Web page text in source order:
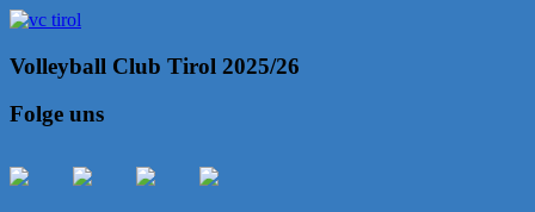
Volleyball Club Tirol 2025/26
Folge uns